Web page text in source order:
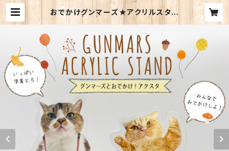
おでかけグンマーズ★アクリルスタン
ド（2種） | Cat Apartment Coffe